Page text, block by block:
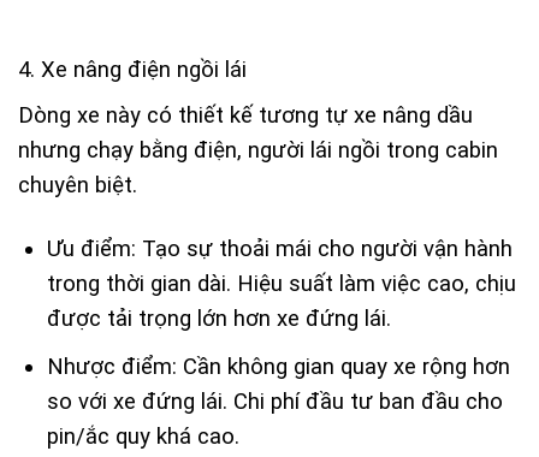
4. Xe nâng điện ngồi lái
Dòng xe này có thiết kế tương tự xe nâng dầu
nhưng chạy bằng điện, người lái ngồi trong cabin
chuyên biệt.
Ưu điểm: Tạo sự thoải mái cho người vận hành
trong thời gian dài. Hiệu suất làm việc cao, chịu
được tải trọng lớn hơn xe đứng lái.
Nhược điểm: Cần không gian quay xe rộng hơn
so với xe đứng lái. Chi phí đầu tư ban đầu cho
pin/ắc quy khá cao.